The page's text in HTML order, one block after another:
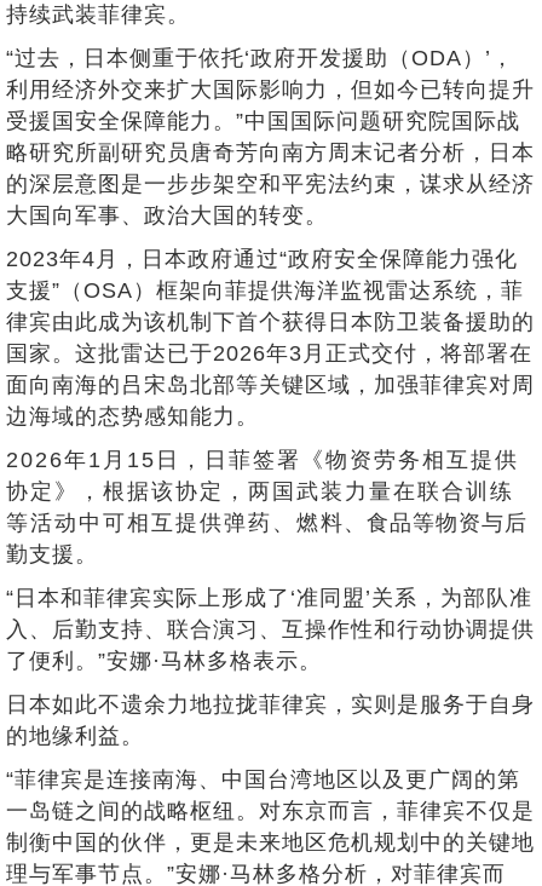
持续武装菲律宾。
“过去，日本侧重于依托‘政府开发援助（ODA）’，
利用经济外交来扩大国际影响力，但如今已转向提升
受援国安全保障能力。”中国国际问题研究院国际战
略研究所副研究员唐奇芳向南方周末记者分析，日本
的深层意图是一步步架空和平宪法约束，谋求从经济
大国向军事、政治大国的转变。
2023年4月，日本政府通过“政府安全保障能力强化
支援”（OSA）框架向菲提供海洋监视雷达系统，菲
律宾由此成为该机制下首个获得日本防卫装备援助的
国家。这批雷达已于2026年3月正式交付，将部署在
面向南海的吕宋岛北部等关键区域，加强菲律宾对周
边海域的态势感知能力。
2026年1月15日，日菲签署《物资劳务相互提供
协定》，根据该协定，两国武装力量在联合训练
等活动中可相互提供弹药、燃料、食品等物资与后
勤支援。
“日本和菲律宾实际上形成了‘准同盟’关系，为部队准
入、后勤支持、联合演习、互操作性和行动协调提供
了便利。”安娜·马林多格表示。
日本如此不遗余力地拉拢菲律宾，实则是服务于自身
的地缘利益。
“菲律宾是连接南海、中国台湾地区以及更广阔的第
一岛链之间的战略枢纽。对东京而言，菲律宾不仅是
制衡中国的伙伴，更是未来地区危机规划中的关键地
理与军事节点。”安娜·马林多格分析，对菲律宾而